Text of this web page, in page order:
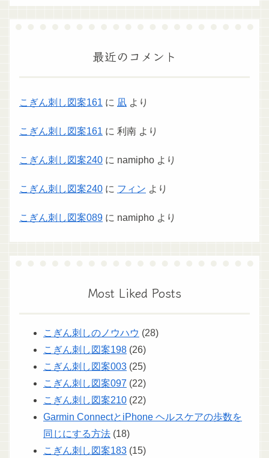
最近のコメント
こぎん刺し図案161 に 凪 より
こぎん刺し図案161 に 利南 より
こぎん刺し図案240 に namipho より
こぎん刺し図案240 に フィン より
こぎん刺し図案089 に namipho より
Most Liked Posts
こぎん刺しのノウハウ (28)
こぎん刺し図案198 (26)
こぎん刺し図案003 (25)
こぎん刺し図案097 (22)
こぎん刺し図案210 (22)
Garmin ConnectとiPhone ヘルスケアの歩数を
同じにする方法 (18)
こぎん刺し図案183 (15)